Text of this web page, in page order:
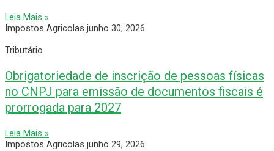
Leia Mais »
Impostos Agricolas junho 30, 2026
Tributário
Obrigatoriedade de inscrição de pessoas físicas
no CNPJ para emissão de documentos fiscais é
prorrogada para 2027
Leia Mais »
Impostos Agricolas junho 29, 2026